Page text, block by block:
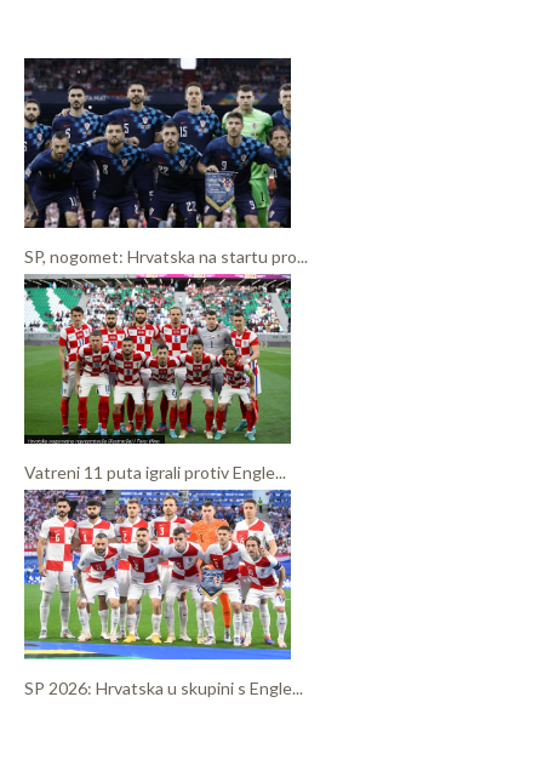
SP, nogomet: Hrvatska na startu pro...
Vatreni 11 puta igrali protiv Engle...
SP 2026: Hrvatska u skupini s Engle...